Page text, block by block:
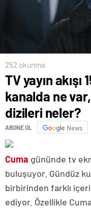
252 okunma
TV yayın
kanalda ne
dizileri neler?
ABONE OL News
Cuma gününde tv
buluşuyor. Gündüz
birbirinden farklı
ediyor. Özellikle